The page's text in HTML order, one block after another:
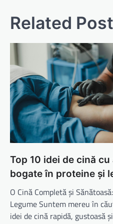
articole
Related
Top 10 idei de cină
bogate în proteine și
O Cină Completă și
Legume Suntem mereu în
idei de cină rapidă, gustoasă